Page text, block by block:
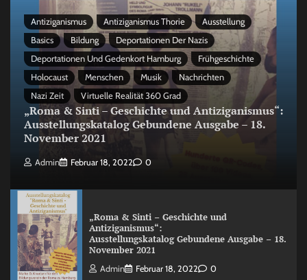
Antiziganismus Antiziganismus Thorie
Ausstellung
Basics
Bildung
Deportationen Der Nazis
Deportationen Und Gedenkort Hamburg
Frühgeschichte
Holocaust
Menschen Musik
Nachrichten
Nazi Zeit
Virtuelle Realität 360 Grad
„Roma & Sinti – Geschichte und Antiziganismus“:
Ausstellungskatalog Gebundene Ausgabe – 18.
November 2021
Admin Februar 18, 2022 0
„Roma & Sinti – Geschichte und
Antiziganismus“:
Ausstellungskatalog Gebundene Ausgabe – 18.
November 2021
Admin Februar 18, 2022 0